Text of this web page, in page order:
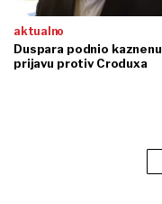
aktualno
Duspara podnio kaznenu
prijavu protiv Croduxa